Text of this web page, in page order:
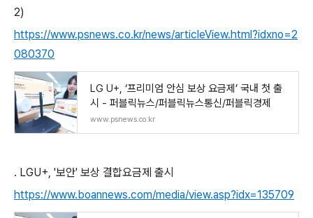
2)
https://www.psnews.co.kr/news/articleView.html?idxno=2
080370
LG U+, ‘프리미엄 안심 보상 요금제’ 국내 첫 출
시 - 퍼블릭뉴스/퍼블릭뉴스통신/퍼블릭경제
www.psnews.co.kr
. LGU+, '보안' 보상 결합요금제 출시
https://www.boannews.com/media/view.asp?idx=135709